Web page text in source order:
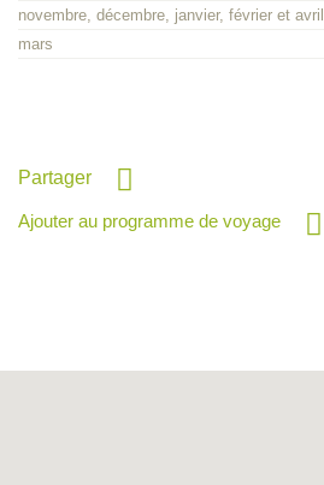
novembre, décembre, janvier, février et avril
mars
Partager
Ajouter au programme de voyage